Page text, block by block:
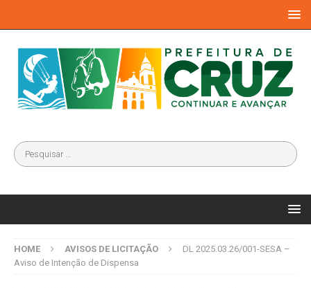
HOME AVISOS DE LICITAÇÃO
DL 2025.03.26/001-SESA –
Aviso de Intenção de Dispensa